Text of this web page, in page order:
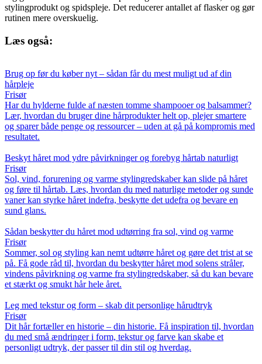
stylingprodukt og spidspleje. Det reducerer antallet af flasker og gør
rutinen mere overskuelig.
Læs også:
Brug op før du køber nyt – sådan får du mest muligt ud af din
hårpleje
Frisør
Har du hylderne fulde af næsten tomme shampooer og balsammer?
Lær, hvordan du bruger dine hårprodukter helt op, plejer smartere
og sparer både penge og ressourcer – uden at gå på kompromis med
resultatet.
Beskyt håret mod ydre påvirkninger og forebyg hårtab naturligt
Frisør
Sol, vind, forurening og varme stylingredskaber kan slide på håret
og føre til hårtab. Læs, hvordan du med naturlige metoder og sunde
vaner kan styrke håret indefra, beskytte det udefra og bevare en
sund glans.
Sådan beskytter du håret mod udtørring fra sol, vind og varme
Frisør
Sommer, sol og styling kan nemt udtørre håret og gøre det trist at se
på. Få gode råd til, hvordan du beskytter håret mod solens stråler,
vindens påvirkning og varme fra stylingredskaber, så du kan bevare
et stærkt og smukt hår hele året.
Leg med tekstur og form – skab dit personlige hårudtryk
Frisør
Dit hår fortæller en historie – din historie. Få inspiration til, hvordan
du med små ændringer i form, tekstur og farve kan skabe et
personligt udtryk, der passer til din stil og hverdag.